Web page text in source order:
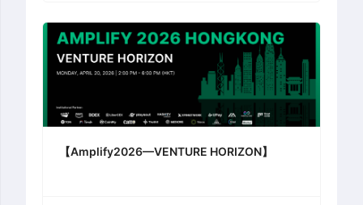
【Amplify2026—VENTURE HORIZON】